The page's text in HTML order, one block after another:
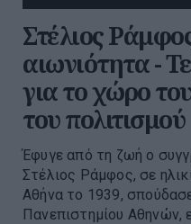
Στέλιος
αιωνιότητα -
για το χώρο
του πολιτισμού
Έφυγε από τη ζωή ο
Στέλιος Ράμφος, σε
Αθήνα το 1939,
Πανεπιστημίου